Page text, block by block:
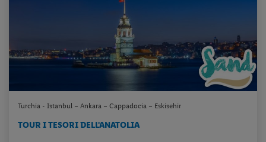
Turchia - Istanbul – Ankara – Cappadocia – Eskisehir
TOUR I TESORI DELL'ANATOLIA